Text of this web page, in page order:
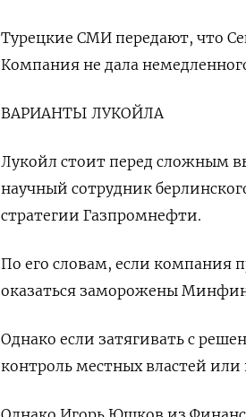
Турецкие СМИ передают, что
Компания не дала
ВАРИАНТЫ ЛУКОЙЛА
Лукойл стоит перед сложным
научный сотрудник
стратегии Газпромнефти.
По его словам, если компания
оказаться заморожены
Однако если затягивать с
контроль местных властей